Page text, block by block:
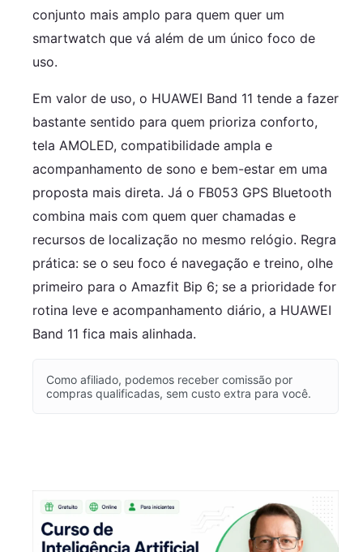
conjunto mais amplo para quem quer um
smartwatch que vá além de um único foco de
uso.
Em valor de uso, o HUAWEI Band 11 tende a fazer
bastante sentido para quem prioriza conforto,
tela AMOLED, compatibilidade ampla e
acompanhamento de sono e bem-estar em uma
proposta mais direta. Já o FB053 GPS Bluetooth
combina mais com quem quer chamadas e
recursos de localização no mesmo relógio. Regra
prática: se o seu foco é navegação e treino, olhe
primeiro para o Amazfit Bip 6; se a prioridade for
rotina leve e acompanhamento diário, a HUAWEI
Band 11 fica mais alinhada.
Como afiliado, podemos receber comissão por
compras qualificadas, sem custo extra para você.